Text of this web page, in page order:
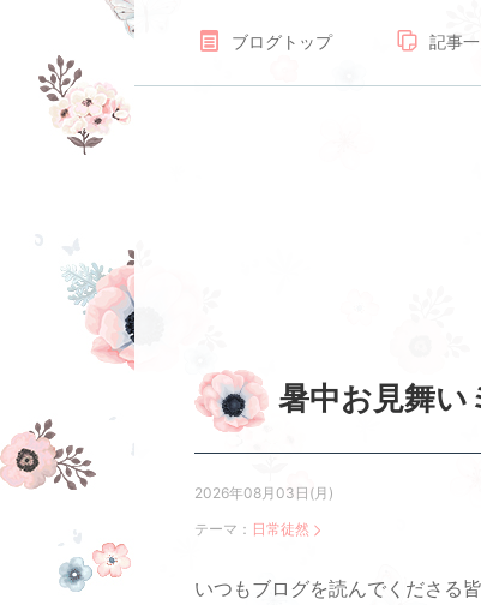
ブログトップ 記事
暑中お見舞い
2026年08月03日(月)
テーマ： 日常徒然
いつもブログを読んでくださる皆